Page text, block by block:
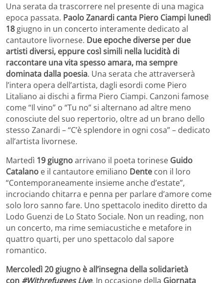
Una serata da trascorrere nel presente di una magica
epoca passata. Paolo Zanardi canta Piero Ciampi lunedì
18 giugno in un concerto interamente dedicato al
cantautore livornese. Due epoche diverse per due
artisti diversi, eppure così simili nella lucidità di
raccontare una vita spesso amara, ma sempre
dominata dalla poesia. Una serata che attraverserà
l’intera opera dell’artista, dagli esordi come Piero
Litaliano ai dischi a firma Piero Ciampi. Canzoni famose
come “Il vino” o “Tu no” si alternano ad altre meno
conosciute del suo repertorio, oltre ad un brano dello
stesso Zanardi – “C’è splendore in ogni cosa” – dedicato
all’artista livornese.
Martedì 19 giugnoarrivano il poeta torinese Guido
Catalano e il cantautore emiliano Dente con il loro
“Contemporaneamente insieme anche d’estate”,
incrociando chitarra e penna per parlare d’amore come
solo loro sanno fare. Uno spettacolo inedito diretto da
Lodo Guenzi de Lo Stato Sociale. Non un reading, non
un concerto, ma rime semiacustiche e metafore in
quattro quarti, per uno spettacolo dal sapore
romantico.
Mercoledì20 giugno è all’insegna della solidarietà
con #Withrefugees Live. In occasione della Giornata